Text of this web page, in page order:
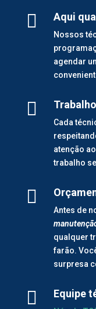
 Aqui
Nossos
agendar

Cada
atenção
trabalho

Antes de
qualquer
farão.
surpresa
 Equipe